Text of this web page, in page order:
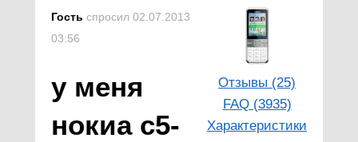
Отзывы (25)
FAQ (3935)
Характеристики
Гость спросил 02.07.2013
03:56
у меня
нокиа с5-